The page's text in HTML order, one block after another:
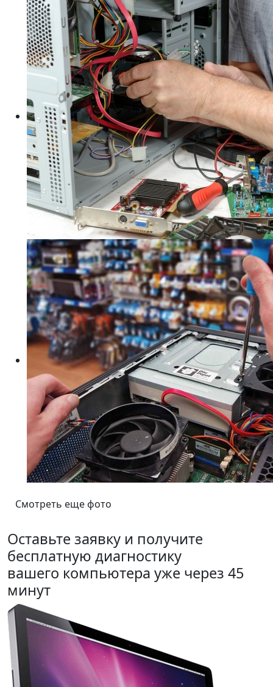
Смотреть еще фото
Оставьте заявку и получите
бесплатную диагностику
вашего компьютера уже через 45
минут